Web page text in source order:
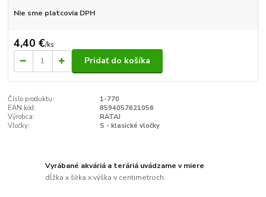
Nie sme platcovia DPH
4,40 €/ks
Pridať do košíka
Číslo produktu:
1-770
EAN kód:
8594057621056
Výrobca:
RATAJ
Vločky:
S - klasické vločky
Vyrábané akváriá a teráriá uvádzame v miere
dĺžka x šírka x výška v centimetroch.